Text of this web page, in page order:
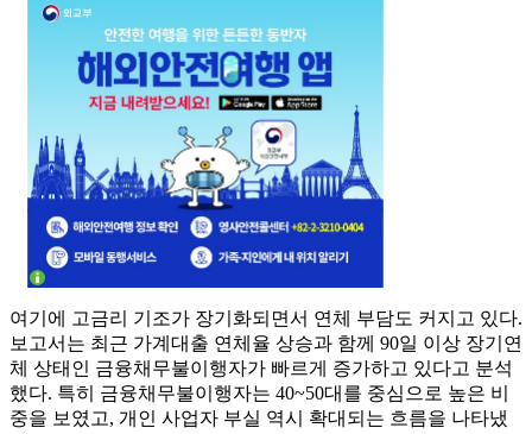
여기에 고금리 기조가 장기화되면서 연체 부담도 커지고 있다.
보고서는 최근 가계대출 연체율 상승과 함께 90일 이상 장기연
체 상태인 금융채무불이행자가 빠르게 증가하고 있다고 분석
했다. 특히 금융채무불이행자는 40~50대를 중심으로 높은 비
중을 보였고, 개인 사업자 부실 역시 확대되는 흐름을 나타냈